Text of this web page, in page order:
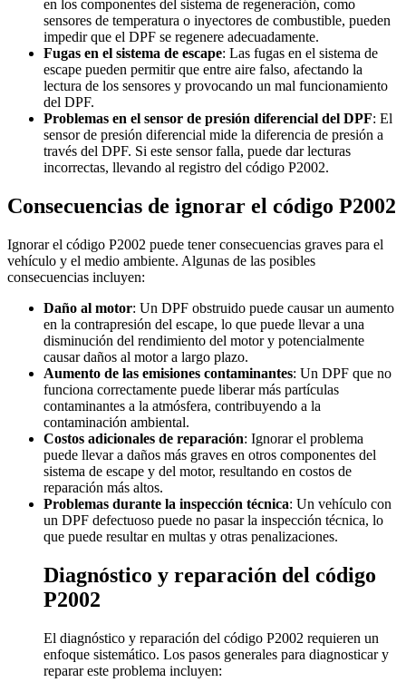
en los componentes del sistema de regeneración, como
sensores de temperatura o inyectores de combustible, pueden
impedir que el DPF se regenere adecuadamente.
Fugas en el sistema de escape: Las fugas en el sistema de
escape pueden permitir que entre aire falso, afectando la
lectura de los sensores y provocando un mal funcionamiento
del DPF.
Problemas en el sensor de presión diferencial del DPF: El
sensor de presión diferencial mide la diferencia de presión a
través del DPF. Si este sensor falla, puede dar lecturas
incorrectas, llevando al registro del código P2002.
Consecuencias de ignorar el código P2002
Ignorar el código P2002 puede tener consecuencias graves para el
vehículo y el medio ambiente. Algunas de las posibles
consecuencias incluyen:
Daño al motor: Un DPF obstruido puede causar un aumento
en la contrapresión del escape, lo que puede llevar a una
disminución del rendimiento del motor y potencialmente
causar daños al motor a largo plazo.
Aumento de las emisiones contaminantes: Un DPF que no
funciona correctamente puede liberar más partículas
contaminantes a la atmósfera, contribuyendo a la
contaminación ambiental.
Costos adicionales de reparación: Ignorar el problema
puede llevar a daños más graves en otros componentes del
sistema de escape y del motor, resultando en costos de
reparación más altos.
Problemas durante la inspección técnica: Un vehículo con
un DPF defectuoso puede no pasar la inspección técnica, lo
que puede resultar en multas y otras penalizaciones.
Diagnóstico y reparación del código
P2002
El diagnóstico y reparación del código P2002 requieren un
enfoque sistemático. Los pasos generales para diagnosticar y
reparar este problema incluyen: